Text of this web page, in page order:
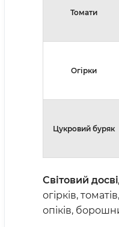
Томати
Огірки
Цукровий буряк
Світовий
огірків,
опіків,